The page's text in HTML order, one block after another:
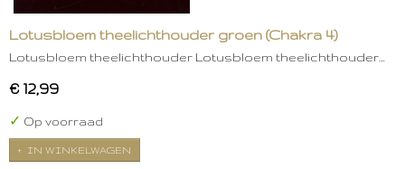
Lotusbloem theelichthouder groen (Chakra 4)
Lotusbloem theelichthouder Lotusbloem theelichthouder…
€ 12,99
✓ Op voorraad
IN WINKELWAGEN